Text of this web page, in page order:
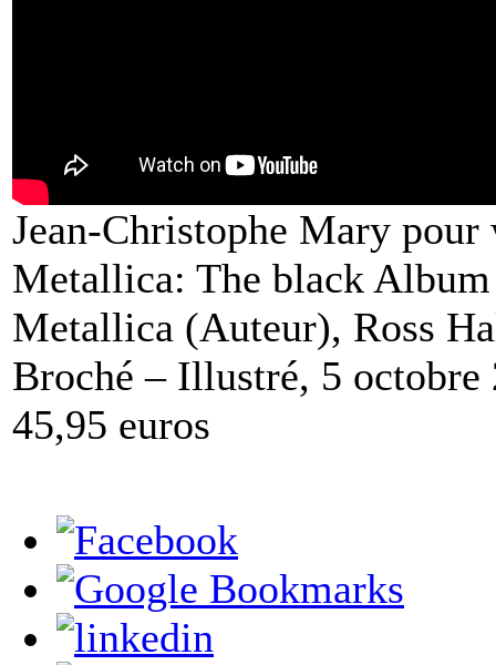
Jean-Christophe Mary
Metallica: The black
Metallica (Auteur), Ross
Broché – Illustré, 5 octobre
45,95 euros